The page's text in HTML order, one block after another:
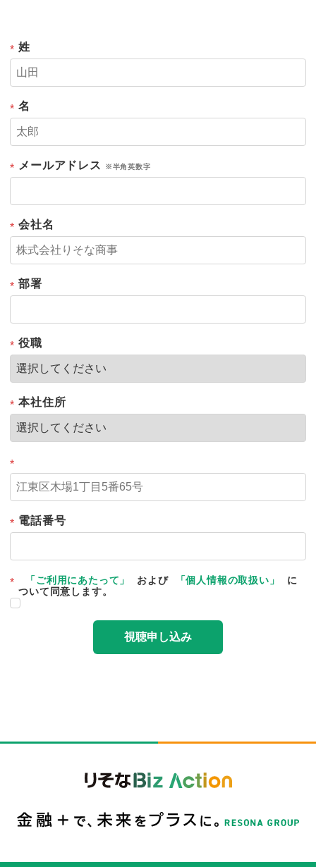
* 姓
* 名
* メールアドレス ※半角英数字
* 会社名
* 部署
* 役職
* 本社住所
*
* 電話番号
* 「ご利用にあたって」 および 「個人情報の取扱い」
に
ついて同意します。
視聴申し込み